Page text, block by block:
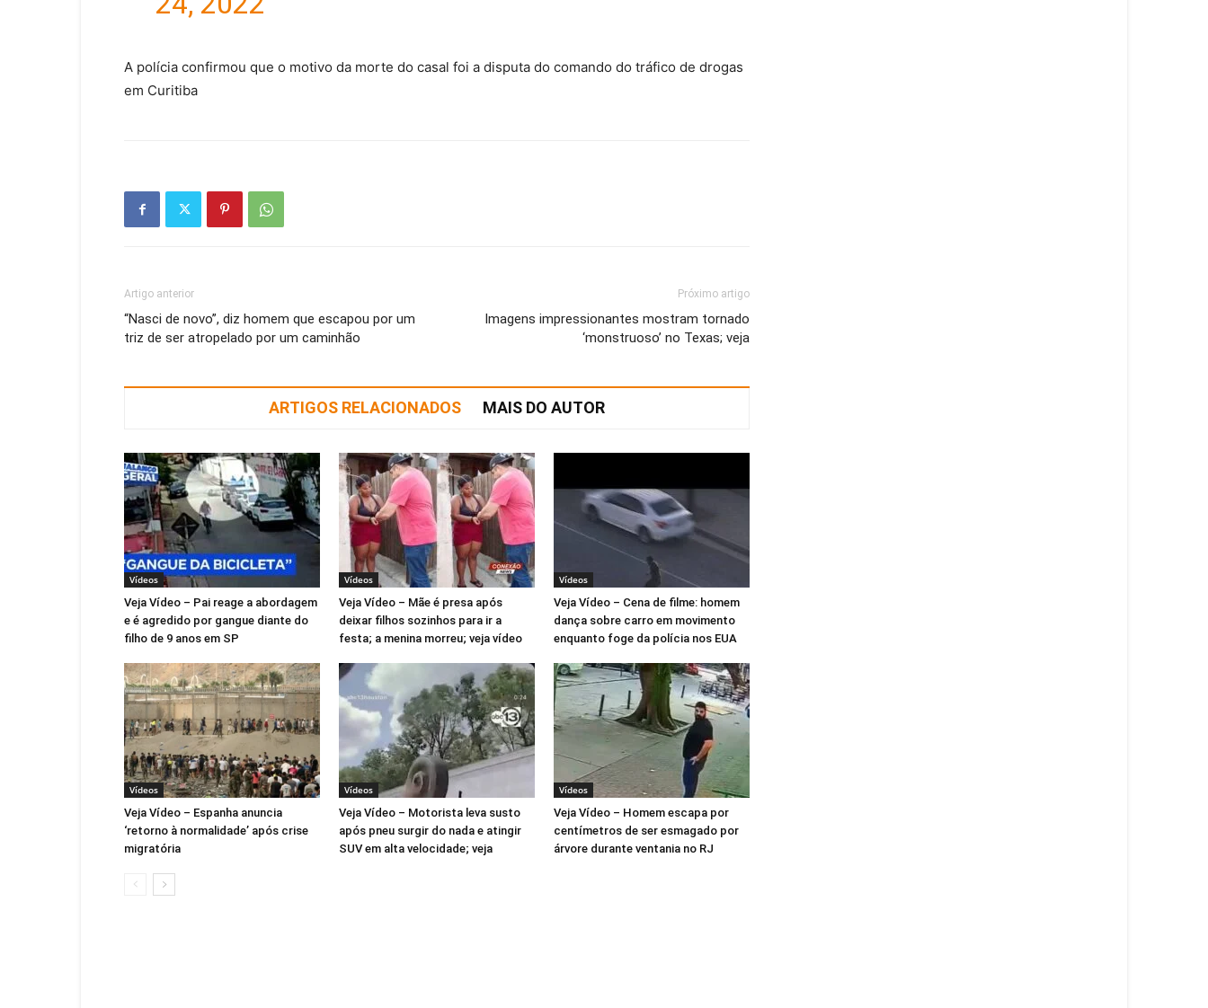
A polícia confirmou que o motivo da morte do casal foi a disputa do comando do tráfico de drogas
em Curitiba
Artigo anterior
“Nasci de novo”, diz homem que escapou por um
triz de ser atropelado por um caminhão
Próximo artigo
Imagens impressionantes mostram tornado
‘monstruoso’ no Texas; veja
ARTIGOS RELACIONADOS MAIS DO AUTOR
Vídeos
Veja Vídeo – Pai reage a abordagem
e é agredido por gangue diante do
filho de 9 anos em SP
Vídeos
Veja Vídeo – Mãe é presa após
deixar filhos sozinhos para ir a
festa; a menina morreu; veja vídeo
Vídeos
Veja Vídeo – Cena de filme: homem
dança sobre carro em movimento
enquanto foge da polícia nos EUA
Vídeos
Veja Vídeo – Espanha anuncia
‘retorno à normalidade’ após crise
migratória
Vídeos
Veja Vídeo – Motorista leva susto
após pneu surgir do nada e atingir
SUV em alta velocidade; veja
Vídeos
Veja Vídeo – Homem escapa por
centímetros de ser esmagado por
árvore durante ventania no RJ